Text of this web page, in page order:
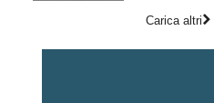
Carica altri